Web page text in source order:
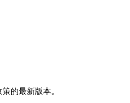
的最新版本。